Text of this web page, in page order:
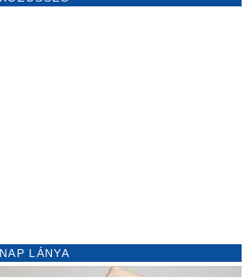
NAP LÁNYA